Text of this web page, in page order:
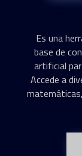
Es una
base de
artificial
Accede a